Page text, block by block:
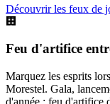
Découvrir les feux de
🏢
Feu d'artifice
Marquez les esprits
Morestel. Gala,
d'année : feu d'artifice